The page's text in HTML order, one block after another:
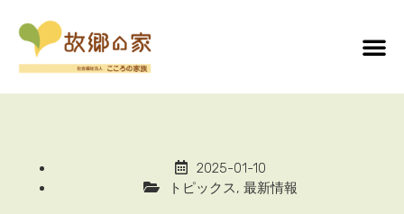
2025-01-10
トピックス, 最新情報